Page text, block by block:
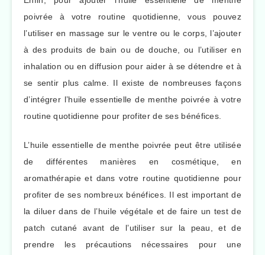
poivrée à votre routine quotidienne, vous pouvez
l’utiliser en massage sur le ventre ou le corps, l’ajouter
à des produits de bain ou de douche, ou l’utiliser en
inhalation ou en diffusion pour aider à se détendre et à
se sentir plus calme. Il existe de nombreuses façons
d’intégrer l’huile essentielle de menthe poivrée à votre
routine quotidienne pour profiter de ses bénéfices.
L’huile essentielle de menthe poivrée peut être utilisée
de différentes manières en cosmétique, en
aromathérapie et dans votre routine quotidienne pour
profiter de ses nombreux bénéfices. Il est important de
la diluer dans de l’huile végétale et de faire un test de
patch cutané avant de l’utiliser sur la peau, et de
prendre les précautions nécessaires pour une